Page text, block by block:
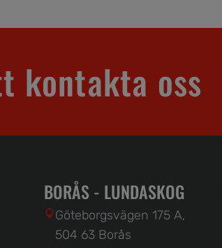
kontakta oss
BORÅS - LUNDASKOG
Göteborgsvägen 175 A,
504 63 Borås